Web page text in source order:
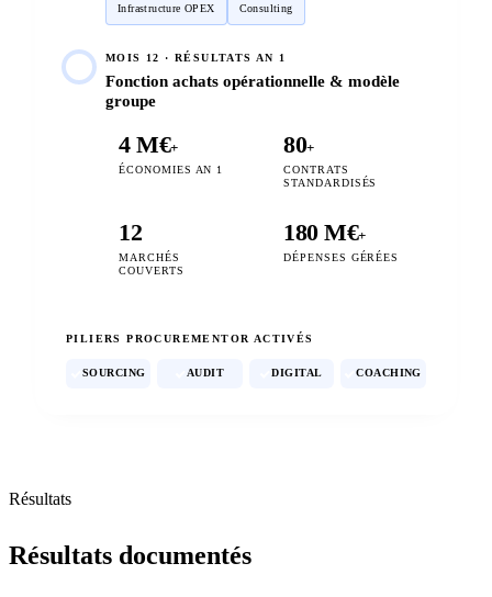
Infrastructure OPEX Consulting
MOIS 12 · RÉSULTATS AN 1
Fonction achats opérationnelle & modèle
groupe
4 M€+
ÉCONOMIES AN 1
80+
CONTRATS
STANDARDISÉS
12
MARCHÉS
COUVERTS
180 M€+
DÉPENSES GÉRÉES
PILIERS PROCUREMENTOR ACTIVÉS
SOURCING AUDIT DIGITAL COACHING
Résultats
Résultats documentés